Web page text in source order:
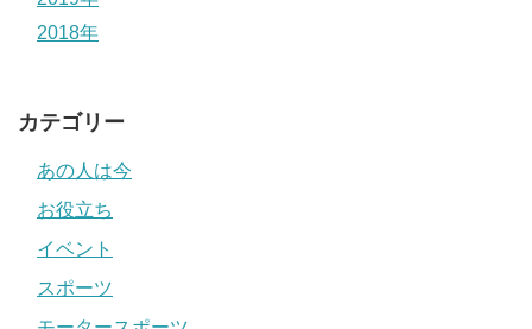
2018年
カテゴリー
あの人は今
お役立ち
イベント
スポーツ